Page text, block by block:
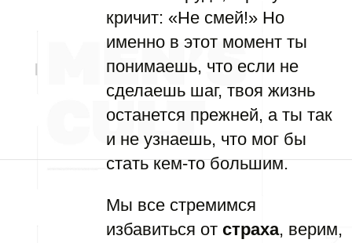
кричит: «Не смей!» Но
именно в этот момент ты
понимаешь, что если не
сделаешь шаг, твоя жизнь
останется прежней, а ты так
и не узнаешь, что мог бы
стать кем-то большим.
Мы все стремимся
избавиться от страха, верим,